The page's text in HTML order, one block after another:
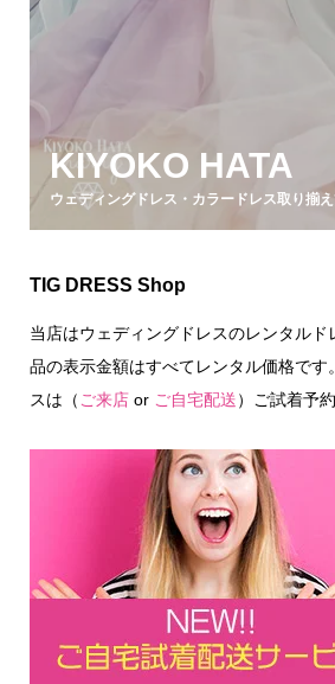
KIYOKO HATA
ウェディングドレス・カラードレス取り揃
TIG DRESS Shop
当店はウェディングドレスのレンタルド
品の表示金額はすべてレンタル価格です
スは（ご来店or ご自宅配送）ご試着予